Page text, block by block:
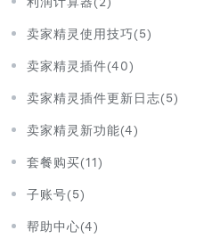
卖家精灵使用技巧(5)
卖家精灵插件(40)
卖家精灵插件更新日志(5)
卖家精灵新功能(4)
套餐购买(11)
子账号(5)
帮助中心(4)